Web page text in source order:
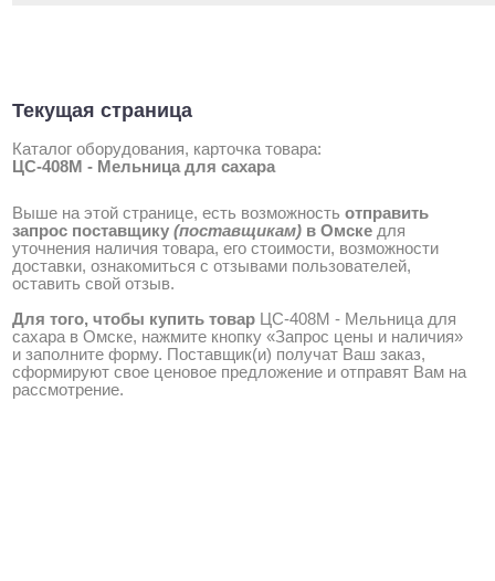
Текущая страница
Каталог оборудования, карточка товара:
ЦС-408М - Мельница для сахара
Выше на этой странице, есть возможность отправить
запрос поставщику (поставщикам) в Омске для
уточнения наличия товара, его стоимости, возможности
доставки, ознакомиться с отзывами пользователей,
оставить свой отзыв.
Для того, чтобы купить товар ЦС-408М - Мельница для
сахара в Омске, нажмите кнопку «Запрос цены и наличия»
и заполните форму. Поставщик(и) получат Ваш заказ,
сформируют свое ценовое предложение и отправят Вам на
рассмотрение.